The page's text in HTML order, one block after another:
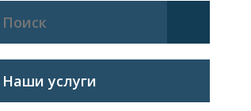
Наши услуги